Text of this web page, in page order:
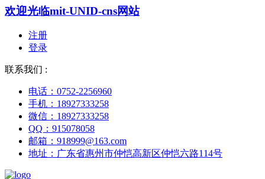
欢迎光临mit-UNID-cns网站
注册
登录
联系我们 :
电话：0752-2256960
手机：18927333258
微信：18927333258
QQ：915078058
邮箱：918999@163.com
地址：广东省惠州市仲恺高新区仲恺六路114号